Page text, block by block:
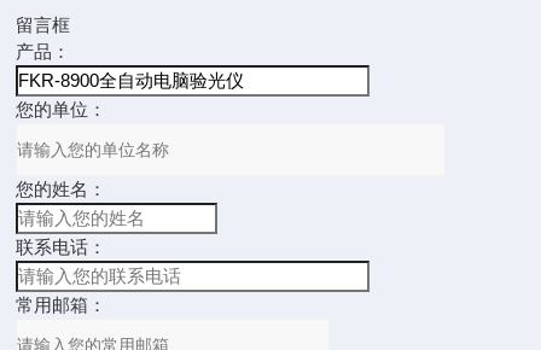
留言框
产品：
您的单位：
您的姓名：
联系电话：
常用邮箱：